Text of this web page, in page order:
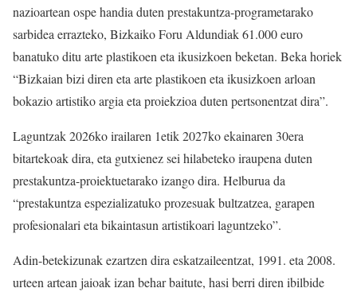
nazioartean ospe handia duten prestakuntza-programetarako
sarbidea errazteko, Bizkaiko Foru Aldundiak 61.000 euro
banatuko ditu arte plastikoen eta ikusizkoen beketan. Beka horiek
“Bizkaian bizi diren eta arte plastikoen eta ikusizkoen arloan
bokazio artistiko argia eta proiekzioa duten pertsonentzat dira”.
Laguntzak 2026ko irailaren 1etik 2027ko ekainaren 30era
bitartekoak dira, eta gutxienez sei hilabeteko iraupena duten
prestakuntza-proiektuetarako izango dira. Helburua da
“prestakuntza espezializatuko prozesuak bultzatzea, garapen
profesionalari eta bikaintasun artistikoari laguntzeko”.
Adin-betekizunak ezartzen dira eskatzaileentzat, 1991. eta 2008.
urteen artean jaioak izan behar baitute, hasi berri diren ibilbide